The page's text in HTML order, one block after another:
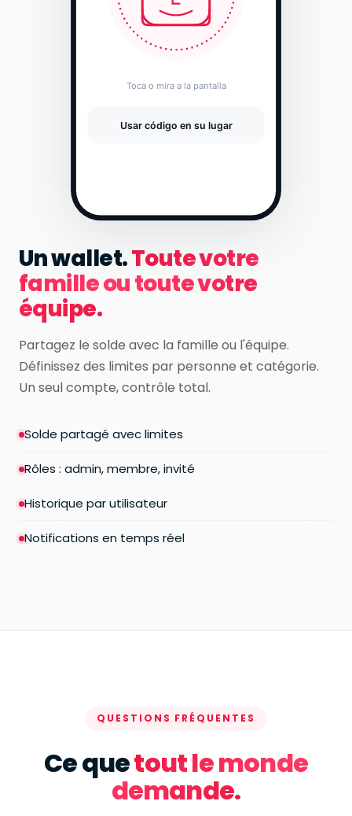
Un wallet.Toute votre
famille ou toute votre
équipe.
Partagez le solde avec la famille ou l'équipe.
Définissez des limites par personne et catégorie.
Un seul compte, contrôle total.
Solde partagé avec limites
Rôles : admin, membre, invité
Historique par utilisateur
Notifications en temps réel
QUESTIONS FRÉQUENTES
Ce quetout le monde
demande.